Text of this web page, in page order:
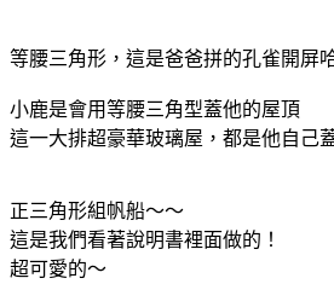
等腰三角形，這是爸爸拼的孔雀開屏
小鹿是會用等腰三角型蓋他的屋頂
這一大排超豪華玻璃屋，都是他自己
正三角形組帆船～～
這是我們看著說明書裡面做的！
超可愛的～